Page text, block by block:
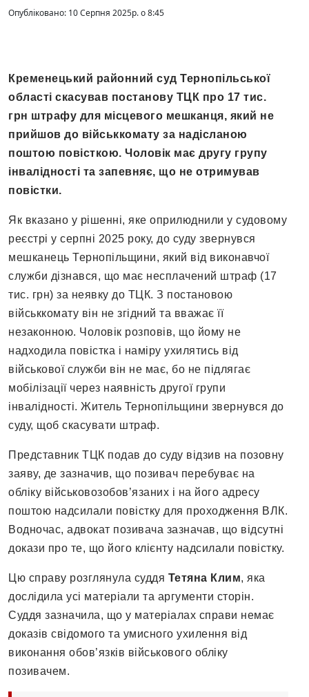
Опубліковано: 10 Серпня 2025р. о 8:45
Кременецький районний суд Тернопільської
області скасував постанову ТЦК про 17 тис.
грн штрафу для місцевого мешканця, який не
прийшов до військкомату за надісланою
поштою повісткою. Чоловік має другу групу
інвалідності та запевняє, що не отримував
повістки.
Як вказано у рішенні, яке оприлюднили у судовому
реєстрі у серпні 2025 року, до суду звернувся
мешканець Тернопільщини, який від виконавчої
служби дізнався, що має несплачений штраф (17
тис. грн) за неявку до ТЦК. З постановою
військкомату він не згідний та вважає її
незаконною. Чоловік розповів, що йому не
надходила повістка і наміру ухилятись від
військової служби він не має, бо не підлягає
мобілізації через наявність другої групи
інвалідності. Житель Тернопільщини звернувся до
суду, щоб скасувати штраф.
Представник ТЦК подав до суду відзив на позовну
заяву, де зазначив, що позивач перебуває на
обліку військовозобов’язаних і на його адресу
поштою надсилали повістку для проходження ВЛК.
Водночас, адвокат позивача зазначав, що відсутні
докази про те, що його клієнту надсилали повістку.
Цю справу розглянула суддя Тетяна Клим, яка
дослідила усі матеріали та аргументи сторін.
Суддя зазначила, що у матеріалах справи немає
доказів свідомого та умисного ухилення від
виконання обов’язків військового обліку
позивачем.